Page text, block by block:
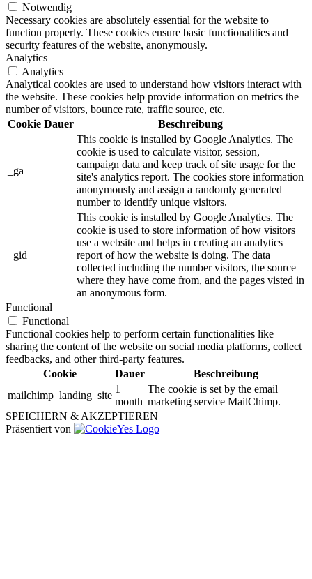
Notwendig
Necessary cookies are absolutely essential for the website to
function properly. These cookies ensure basic functionalities and
security features of the website, anonymously.
Analytics
Analytics
Analytical cookies are used to understand how visitors interact with
the website. These cookies help provide information on metrics the
number of visitors, bounce rate, traffic source, etc.
Cookie Dauer Beschreibung
_ga
This cookie is installed by Google Analytics. The
cookie is used to calculate visitor, session,
campaign data and keep track of site usage for the
site's analytics report. The cookies store information
anonymously and assign a randomly generated
number to identify unique visitors.
_gid
This cookie is installed by Google Analytics. The
cookie is used to store information of how visitors
use a website and helps in creating an analytics
report of how the website is doing. The data
collected including the number visitors, the source
where they have come from, and the pages visted in
an anonymous form.
Functional
Functional
Functional cookies help to perform certain functionalities like
sharing the content of the website on social media platforms, collect
feedbacks, and other third-party features.
Cookie
Dauer
Beschreibung
mailchimp_landing_site
1
month
The cookie is set by the email
marketing service MailChimp.
SPEICHERN & AKZEPTIEREN
Präsentiert von